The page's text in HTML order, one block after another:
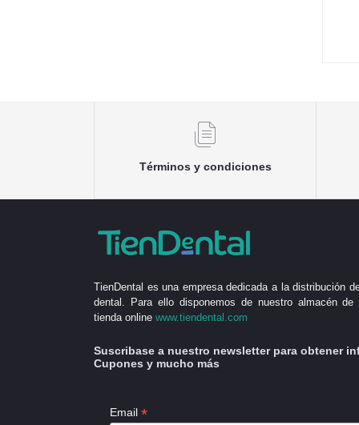
Términos y condiciones
TienDental es una empresa dedicada a la distribución
dental. Para ello disponemos de nuestro almacén
tienda online www.tiendental.com
Suscribase a nuestro newsletter para obtener
Cupones y mucho más
Email *